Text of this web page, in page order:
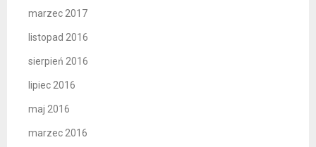
marzec 2017
listopad 2016
sierpień 2016
lipiec 2016
maj 2016
marzec 2016